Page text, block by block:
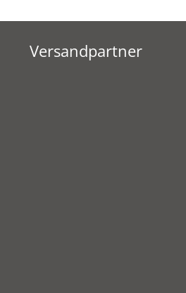
Versandpartner